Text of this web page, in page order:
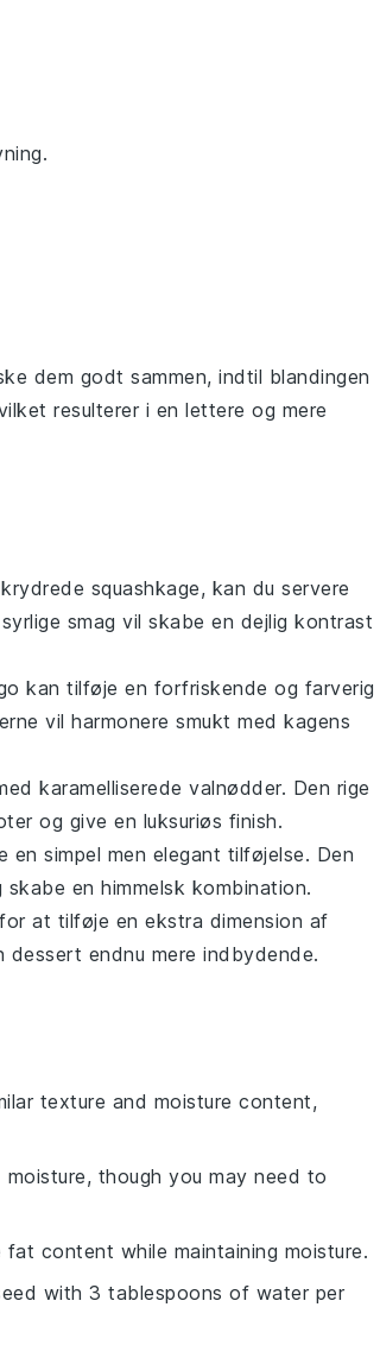
dem godt sammen, indtil blandingen
resulterer i en lettere og mere
squashkage, kan du servere
smag vil skabe en dejlig kontrast
kan tilføje en forfriskende og farverig
vil harmonere smukt med kagens
karamelliserede valnødder. Den rige
og give en luksuriøs finish.
en simpel men elegant tilføjelse. Den
en himmelsk kombination.
at tilføje en ekstra dimension af
dessert endnu mere indbydende.
texture and moisture content,
though you may need to
fat content while maintaining moisture.
with 3 tablespoons of water per